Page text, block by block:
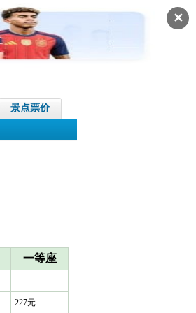
✕
景点票价
一等座
-
227元